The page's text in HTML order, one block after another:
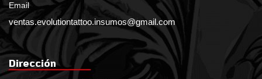
Email
ventas.evolutiontattoo.insumos@gmail.com
Dirección